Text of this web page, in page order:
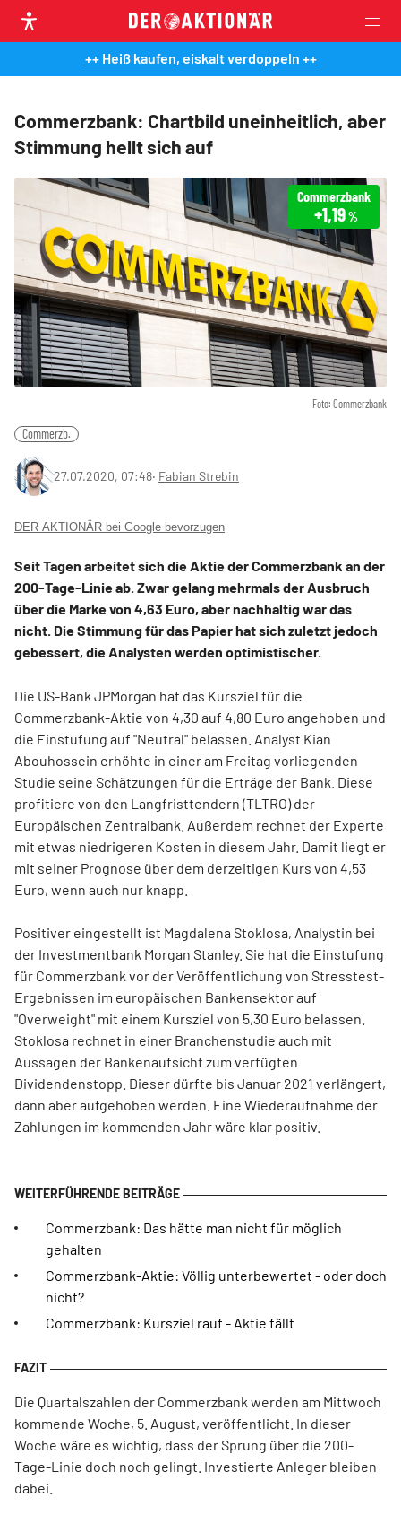
++ Heiß kaufen, eiskalt verdoppeln ++
Commerzbank: Chartbild uneinheitlich, aber
Stimmung hellt sich auf
Foto: Commerzbank
Commerzbank
+1,19 %
Commerzb.
27.07.2020, 07:48‧ Fabian Strebin
DER AKTIONÄR bei Google bevorzugen
Seit Tagen arbeitet sich die Aktie der Commerzbank an der
200-Tage-Linie ab. Zwar gelang mehrmals der Ausbruch
über die Marke von 4,63 Euro, aber nachhaltig war das
nicht. Die Stimmung für das Papier hat sich zuletzt jedoch
gebessert, die Analysten werden optimistischer.
Die US-Bank JPMorgan hat das Kursziel für die
Commerzbank-Aktie von 4,30 auf 4,80 Euro angehoben und
die Einstufung auf "Neutral" belassen. Analyst Kian
Abouhossein erhöhte in einer am Freitag vorliegenden
Studie seine Schätzungen für die Erträge der Bank. Diese
profitiere von den Langfristtendern (TLTRO) der
Europäischen Zentralbank. Außerdem rechnet der Experte
mit etwas niedrigeren Kosten in diesem Jahr. Damit liegt er
mit seiner Prognose über dem derzeitigen Kurs von 4,53
Euro, wenn auch nur knapp.
Positiver eingestellt ist Magdalena Stoklosa, Analystin bei
der Investmentbank Morgan Stanley. Sie hat die Einstufung
für Commerzbank vor der Veröffentlichung von Stresstest-
Ergebnissen im europäischen Bankensektor auf
"Overweight" mit einem Kursziel von 5,30 Euro belassen.
Stoklosa rechnet in einer Branchenstudie auch mit
Aussagen der Bankenaufsicht zum verfügten
Dividendenstopp. Dieser dürfte bis Januar 2021 verlängert,
dann aber aufgehoben werden. Eine Wiederaufnahme der
Zahlungen im kommenden Jahr wäre klar positiv.
Commerzbank: Das hätte man nicht für möglich
gehalten
Commerzbank-Aktie: Völlig unterbewertet - oder doch
nicht?
Commerzbank: Kursziel rauf - Aktie fällt
Die Quartalszahlen der Commerzbank werden am Mittwoch
kommende Woche, 5. August, veröffentlicht. In dieser
Woche wäre es wichtig, dass der Sprung über die 200-
Tage-Linie doch noch gelingt. Investierte Anleger bleiben
dabei.